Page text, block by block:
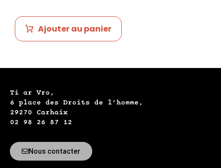
Ajouter au panier
Ti ar Vro,
6 place des Droits de l’homme,
29270 Carhaix
02 98 26 87 12
Nous contacter